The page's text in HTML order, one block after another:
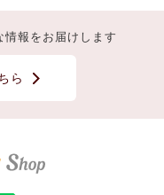
報をお届けします
ら